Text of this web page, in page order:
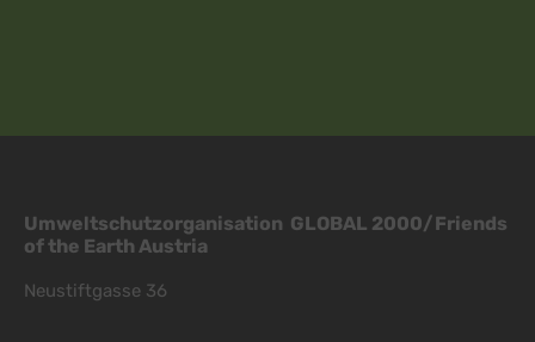
Umweltschutzorganisation GLOBAL 2000/Friends
of the Earth Austria
Neustiftgasse 36